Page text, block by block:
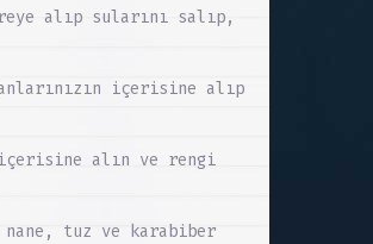
alıp sularını salıp,
içerisine alıp
alın ve rengi
tuz ve karabiber